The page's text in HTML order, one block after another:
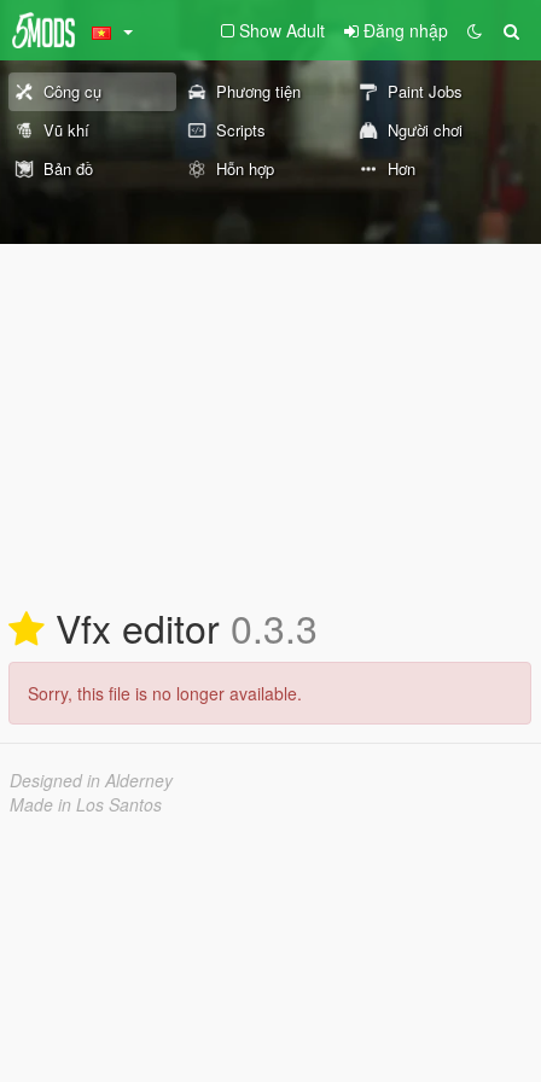
Show Adult Đăng nhập
Công cụ Phương tiện
Paint Jobs
Vũ khí
Scripts
Người chơi
Bản đồ
Hỗn hợp Hơn
Vfx editor 0.3.3
Sorry, this file is no longer available.
Designed in Alderney
Made in Los Santos